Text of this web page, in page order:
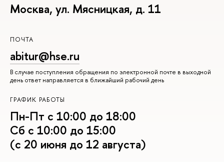
Москва, ул. Мясницкая, д. 11
ПОЧТА
abitur@hse.ru
В случае поступления обращения по электронной почте в выходной
день ответ направляется в ближайший рабочий день
ГРАФИК РАБОТЫ
Пн-Пт с 10:00 до 18:00
Сб с 10:00 до 15:00
(с 20 июня до 12 августа)